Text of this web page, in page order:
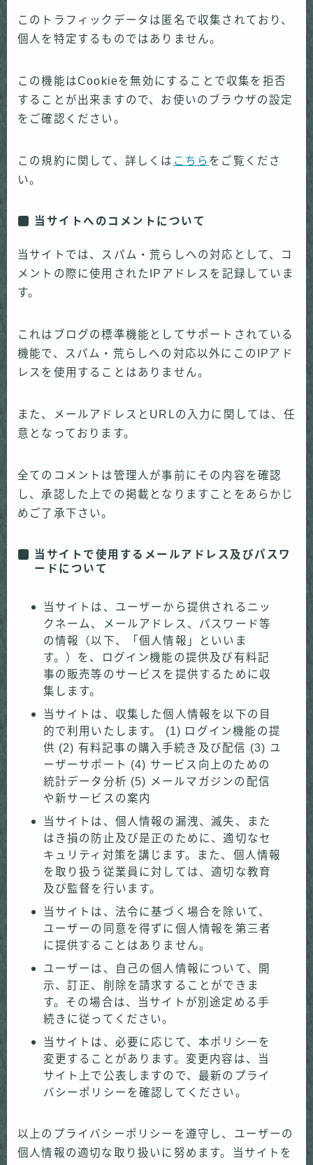
このトラフィックデータは匿名で収集されており、
個人を特定するものではありません。
この機能はCookieを無効にすることで収集を拒否
することが出来ますので、お使いのブラウザの設定
をご確認ください。
この規約に関して、詳しくは こちら をご覧くださ
い。
当サイトへのコメントについて
当サイトでは、スパム・荒らしへの対応として、コ
メントの際に使用されたIPアドレスを記録していま
す。
これはブログの標準機能としてサポートされている
機能で、スパム・荒らしへの対応以外にこのIPアド
レスを使用することはありません。
また、メールアドレスとURLの入力に関しては、任
意となっております。
全てのコメントは管理人が事前にその内容を確認
し、承認した上での掲載となりますことをあらかじ
めご了承下さい。
当サイトで使用するメールアドレス及びパスワ
ードについて
当サイトは、ユーザーから提供されるニッ
クネーム、メールアドレス、パスワード等
の情報（以下、「個人情報」といいま
す。）を、ログイン機能の提供及び有料記
事の販売等のサービスを提供するために収
集します。
当サイトは、収集した個人情報を以下の目
的で利用いたします。 (1) ログイン機能の提
供 (2) 有料記事の購入手続き及び配信 (3) ユ
ーザーサポート (4) サービス向上のための
統計データ分析 (5) メールマガジンの配信
や新サービスの案内
当サイトは、個人情報の漏洩、滅失、また
はき損の防止及び是正のために、適切なセ
キュリティ対策を講じます。また、個人情報
を取り扱う従業員に対しては、適切な教育
及び監督を行います。
当サイトは、法令に基づく場合を除いて、
ユーザーの同意を得ずに個人情報を第三者
に提供することはありません。
ユーザーは、自己の個人情報について、開
示、訂正、削除を請求することができま
す。その場合は、当サイトが別途定める手
続きに従ってください。
当サイトは、必要に応じて、本ポリシーを
変更することがあります。変更内容は、当
サイト上で公表しますので、最新のプライ
バシーポリシーを確認してください。
以上のプライバシーポリシーを遵守し、ユーザーの
個人情報の適切な取り扱いに努めます。当サイトを